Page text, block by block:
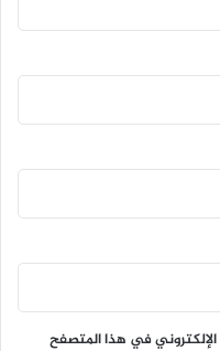
في هذا المتصفح